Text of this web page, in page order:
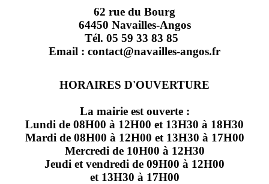
62 rue du Bourg
64450 Navailles-Angos
Tél. 05 59 33 83 85
Email : contact@navailles-angos.fr
HORAIRES D'OUVERTURE
La mairie est ouverte :
Lundi de 08H00 à 12H00 et 13H30 à 18H30
Mardi de 08H00 à 12H00 et 13H30 à 17H00
Mercredi de 10H00 à 12H30
Jeudi et vendredi de 09H00 à 12H00
et 13H30 à 17H00